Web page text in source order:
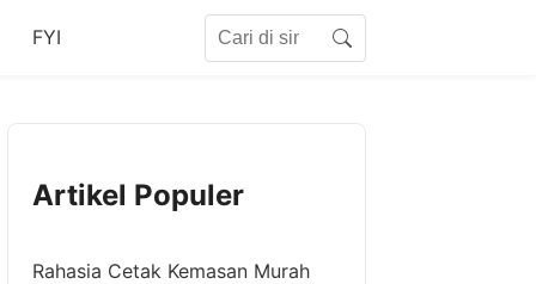
FYI Search
Artikel Populer
Rahasia Cetak Kemasan Murah